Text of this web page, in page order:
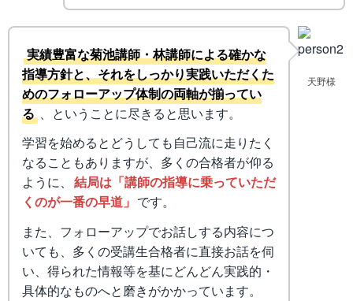
天野様
実績豊富な菊池講師・林講師による確かな
指導方針と、それをしっかり実践いただくた
めのフォローアップ体制の両軸が揃ってい
る 、ということに尽きると思います。
学習を始めるとどうしても自己流に走りたく
なることもありますが、多くの合格者が仰る
ように、 結局は「講師の指導に乗っていただ
くのが一番の早道」 です。
また、フォローアップでお話しする内容につ
いても、多くの受講生合格者に直接お話を伺
い、得られた情報等を基にどんどん実践的・
具体的なものへと磨きがかかっています。